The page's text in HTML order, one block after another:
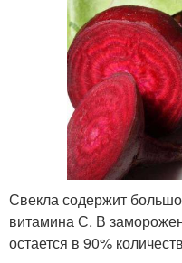
Свекла содержит
витамина С. В
остается в 90%